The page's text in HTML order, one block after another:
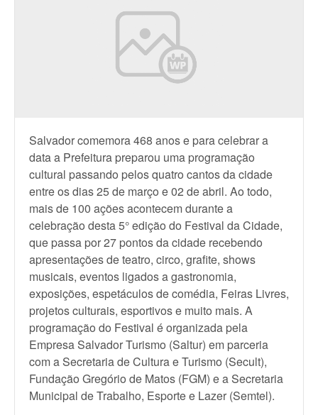
Salvador comemora 468 anos e para celebrar a
data a Prefeitura preparou uma programação
cultural passando pelos quatro cantos da cidade
entre os dias 25 de março e 02 de abril. Ao todo,
mais de 100 ações acontecem durante a
celebração desta 5° edição do Festival da Cidade,
que passa por 27 pontos da cidade recebendo
apresentações de teatro, circo, grafite, shows
musicais, eventos ligados a gastronomia,
exposições, espetáculos de comédia, Feiras Livres,
projetos culturais, esportivos e muito mais. A
programação do Festival é organizada pela
Empresa Salvador Turismo (Saltur) em parceria
com a Secretaria de Cultura e Turismo (Secult),
Fundação Gregório de Matos (FGM) e a Secretaria
Municipal de Trabalho, Esporte e Lazer (Semtel).